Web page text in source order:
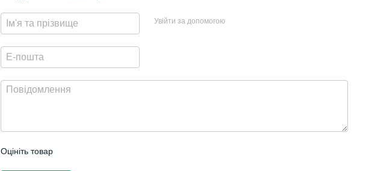
Увійти за допомогою
Оцініть товар